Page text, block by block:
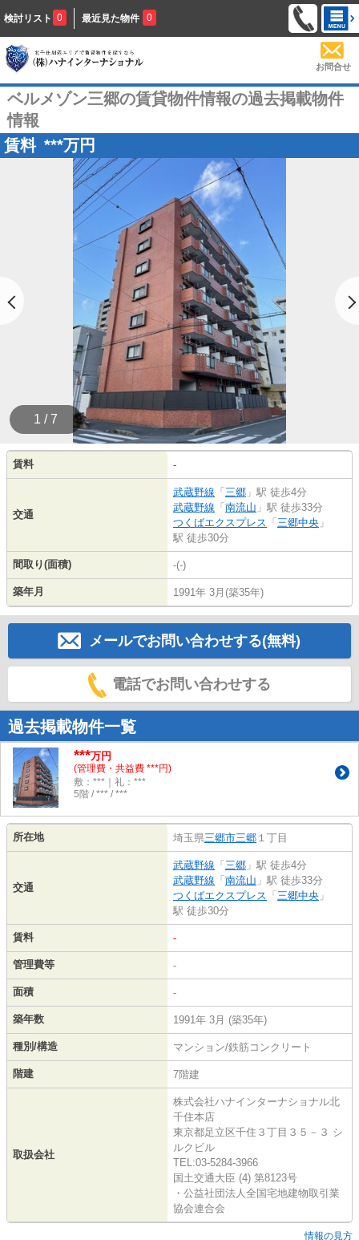
検討リスト 0 最近見た物件 0
お問合せ
ベルメゾン三郷の賃貸物件情報の過去掲載物件
情報
賃料 ***万円
1 / 7
賃料 -
交通
武蔵野線 「三郷 」駅 徒歩4分
武蔵野線 「南流山 」駅 徒歩33分
つくばエクスプレス 「三郷中央 」
駅 徒歩30分
間取り(面積) -(-)
築年月 1991年 3月(築35年)
メールでお問い合わせする(無料)
電話でお問い合わせする
過去掲載物件一覧
***万円
(管理費・共益費 ***円)
敷：***｜礼：***
5階 / *** / ***
所在地 埼玉県三郷市三郷 １丁目
交通
武蔵野線 「三郷 」駅 徒歩4分
武蔵野線 「南流山 」駅 徒歩33分
つくばエクスプレス 「三郷中央 」
駅 徒歩30分
賃料 -
管理費等 -
面積 -
築年数 1991年 3月 (築35年)
種別/構造 マンション/鉄筋コンクリート
階建 7階建
取扱会社
株式会社ハナインターナショナル北
千住本店
東京都足立区千住３丁目３５－３ シ
ルクビル
TEL:03-5284-3966
国土交通大臣 (4) 第8123号
・公益社団法人全国宅地建物取引業
協会連合会
情報の見方